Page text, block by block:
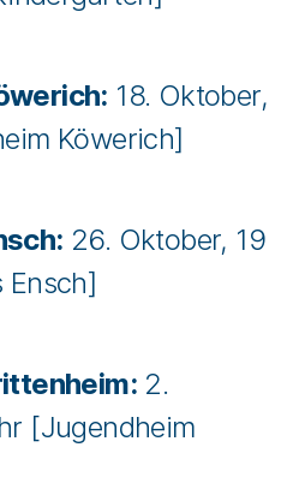
18. Oktober,
Köwerich]
26. Oktober, 19
Ensch]
2.
[Jugendheim